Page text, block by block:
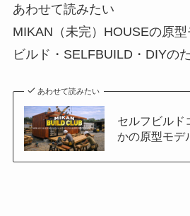
あわせて読みたい
MIKAN（未完）HOUSEの原
ビルド・SELFBUILD・DIYの
あわせて読みたい
セルフビルド
かの原型モデ